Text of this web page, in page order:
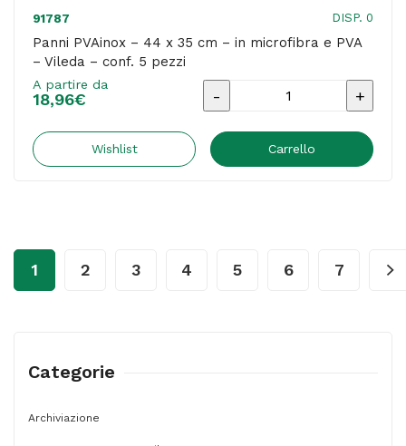
91787 DISP. 0
Panni PVAinox – 44 x 35 cm – in microfibra e PVA
– Vileda – conf. 5 pezzi
A partire da
18,96€
Panni
-
Wishlist Carrello
1 2 3 4 5 6 7
Categorie
Archiviazione